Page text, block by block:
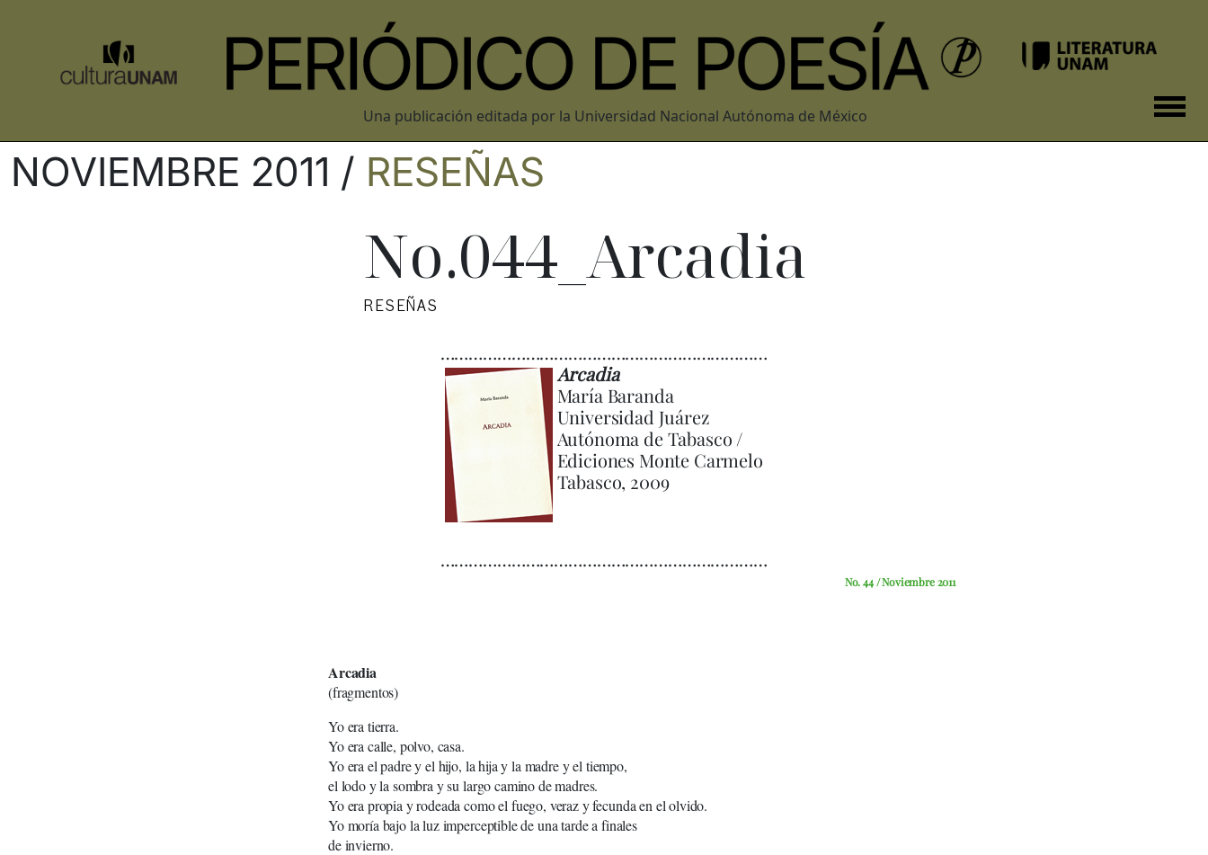
Una publicación editada por la Universidad Nacional Autónoma de México
NOVIEMBRE 2011 / RESEÑAS
No.044_Arcadia
RESEÑAS
……………………………………………………………
Arcadia
María Baranda
Universidad Juárez
Autónoma de Tabasco /
Ediciones Monte Carmelo
Tabasco, 2009
……………………………………………………………
No. 44 / Noviembre 2011
Arcadia
(fragmentos)
Yo era tierra.
Yo era calle, polvo, casa.
Yo era el padre y el hijo, la hija y la madre y el tiempo,
el lodo y la sombra y su largo camino de madres.
Yo era propia y rodeada como el fuego, veraz y fecunda en el olvido.
Yo moría bajo la luz imperceptible de una tarde a finales
de invierno.